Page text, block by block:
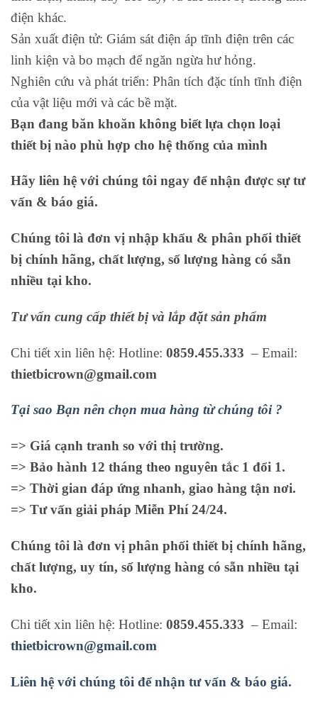
điện khác.
Sản xuất điện tử: Giám sát điện áp tĩnh điện trên các
linh kiện và bo mạch để ngăn ngừa hư hỏng.
Nghiên cứu và phát triển: Phân tích đặc tính tĩnh điện
của vật liệu mới và các bề mặt.
Bạn đang băn khoăn không biết lựa chọn loại
thiết bị nào phù hợp cho hệ thống của mình
Hãy liên hệ với chúng tôi ngay để nhận được sự tư
vấn & báo giá.
Chúng tôi là đơn vị nhập khẩu & phân phối thiết
bị chính hãng, chất lượng, số lượng hàng có sẵn
nhiều tại kho.
Tư vấn cung cấp thiết bị và lắp đặt sản phẩm
Chi tiết xin liên hệ: Hotline: 0859.455.333 – Email:
thietbicrown@gmail.com
Tại sao Bạn nên chọn mua hàng từ chúng tôi ?
=> Giá cạnh tranh so với thị trường.
=> Bảo hành 12 tháng theo nguyên tắc 1 đổi 1.
=> Thời gian đáp ứng nhanh, giao hàng tận nơi.
=> Tư vấn giải pháp Miễn Phí 24/24.
Chúng tôi là đơn vị phân phối thiết bị chính hãng,
chất lượng, uy tín, số lượng hàng có sẵn nhiều tại
kho.
Chi tiết xin liên hệ: Hotline: 0859.455.333 – Email:
thietbicrown@gmail.com
Liên hệ với chúng tôi để nhận tư vấn & báo giá.